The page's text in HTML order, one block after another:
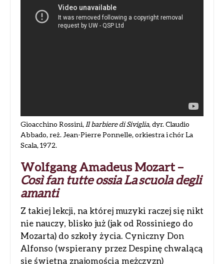
Gioacchino Rossini, Il barbiere di Siviglia, dyr. Claudio
Abbado, reż. Jean-Pierre Ponnelle, orkiestra i chór La
Scala, 1972.
Wolfgang Amadeus Mozart –
Così fan tutte ossia La scuola degli
amanti
Z takiej lekcji, na której muzyki raczej się nikt
nie nauczy, blisko już (jak od Rossiniego do
Mozarta) do szkoły życia. Cyniczny Don
Alfonso (wspierany przez Despinę chwalącą
się świetną znajomością mężczyzn)